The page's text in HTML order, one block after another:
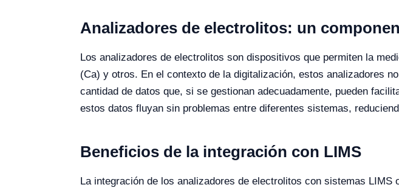
Analizadores de electrolitos: un
Los analizadores de electrolitos son dispositivos que permiten la
(Ca) y otros. En el contexto de la digitalización, estos analizadores
cantidad de datos que, si se gestionan adecuadamente, pueden
estos datos fluyan sin problemas entre diferentes sistemas,
Beneficios de la integración con LIMS
La integración de los analizadores de electrolitos con sistemas